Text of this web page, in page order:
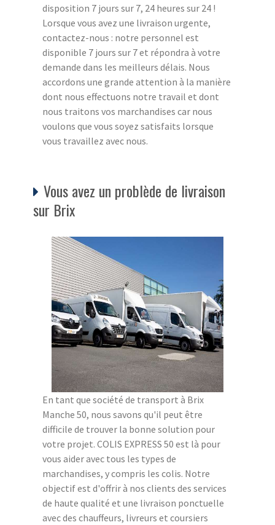
disposition 7 jours sur 7, 24 heures sur 24 !
Lorsque vous avez une livraison urgente,
contactez-nous : notre personnel est
disponible 7 jours sur 7 et répondra à votre
demande dans les meilleurs délais. Nous
accordons une grande attention à la manière
dont nous effectuons notre travail et dont
nous traitons vos marchandises car nous
voulons que vous soyez satisfaits lorsque
vous travaillez avec nous.
Vous avez un problède de livraison
sur Brix
En tant que société de transport à Brix
Manche 50, nous savons qu'il peut être
difficile de trouver la bonne solution pour
votre projet. COLIS EXPRESS 50 est là pour
vous aider avec tous les types de
marchandises, y compris les colis. Notre
objectif est d'offrir à nos clients des services
de haute qualité et une livraison ponctuelle
avec des chauffeurs, livreurs et coursiers